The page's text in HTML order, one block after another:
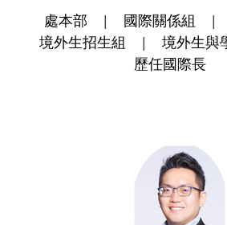
組織成員
處本部 國際關係組
境外生招生組
境外生與
歷任國際長